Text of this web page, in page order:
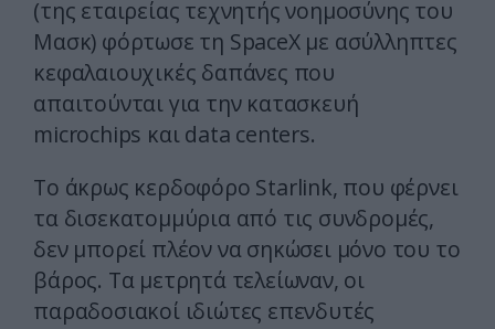
(της εταιρείας τεχνητής νοημοσύνης του
Μασκ) φόρτωσε τη SpaceX με ασύλληπτες
κεφαλαιουχικές δαπάνες που
απαιτούνται για την κατασκευή
microchips και data centers.
Το άκρως κερδοφόρο Starlink, που φέρνει
τα δισεκατομμύρια από τις συνδρομές,
δεν μπορεί πλέον να σηκώσει μόνο του το
βάρος. Τα μετρητά τελείωναν, οι
παραδοσιακοί ιδιώτες επενδυτές